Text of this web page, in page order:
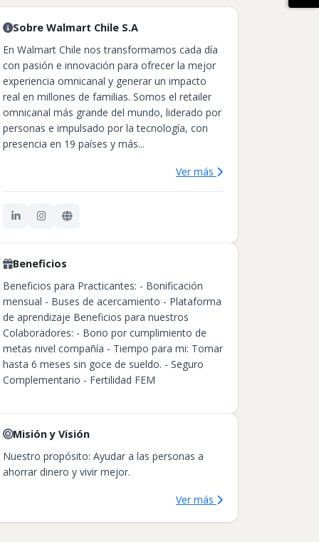
Sobre Walmart Chile S.A
En Walmart Chile nos transformamos cada día
con pasión e innovación para ofrecer la mejor
experiencia omnicanal y generar un impacto
real en millones de familias. Somos el retailer
omnicanal más grande del mundo, liderado por
personas e impulsado por la tecnología, con
presencia en 19 países y más...
Ver más
Beneficios
Beneficios para Practicantes: - Bonificación
mensual - Buses de acercamiento - Plataforma
de aprendizaje Beneficios para nuestros
Colaboradores: - Bono por cumplimiento de
metas nivel compañía - Tiempo para mi: Tomar
hasta 6 meses sin goce de sueldo. - Seguro
Complementario - Fertilidad FEM
Misión y Visión
Nuestro propósito: Ayudar a las personas a
ahorrar dinero y vivir mejor.
Ver más